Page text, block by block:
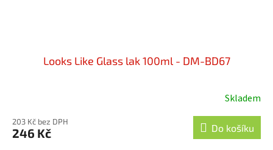
Looks Like Glass lak 100ml - DM-BD67
Skladem
203 Kč bez DPH
246 Kč Do košíku